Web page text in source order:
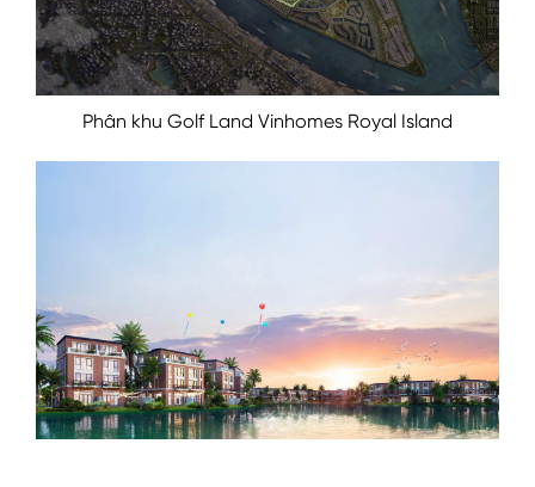
Phân khu Golf Land Vinhomes Royal Island